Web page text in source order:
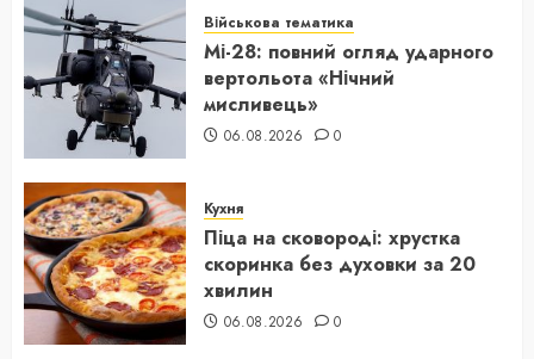
Військова тематика
Мі-28: повний огляд ударного
вертольота «Нічний
мисливець»
06.08.2026 0
Кухня
Піца на сковороді: хрустка
скоринка без духовки за 20
хвилин
06.08.2026 0